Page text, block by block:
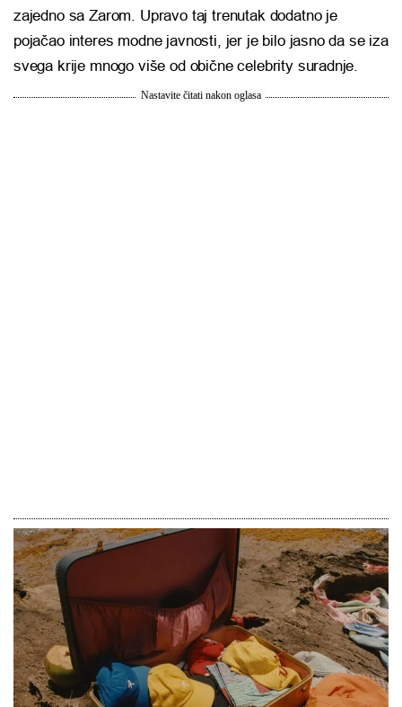
zajedno sa Zarom. Upravo taj trenutak dodatno je
pojačao interes modne javnosti, jer je bilo jasno da se iza
svega krije mnogo više od obične celebrity suradnje.
Nastavite čitati nakon oglasa